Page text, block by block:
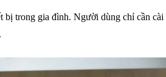
trong gia đình. Người dùng chỉ cần